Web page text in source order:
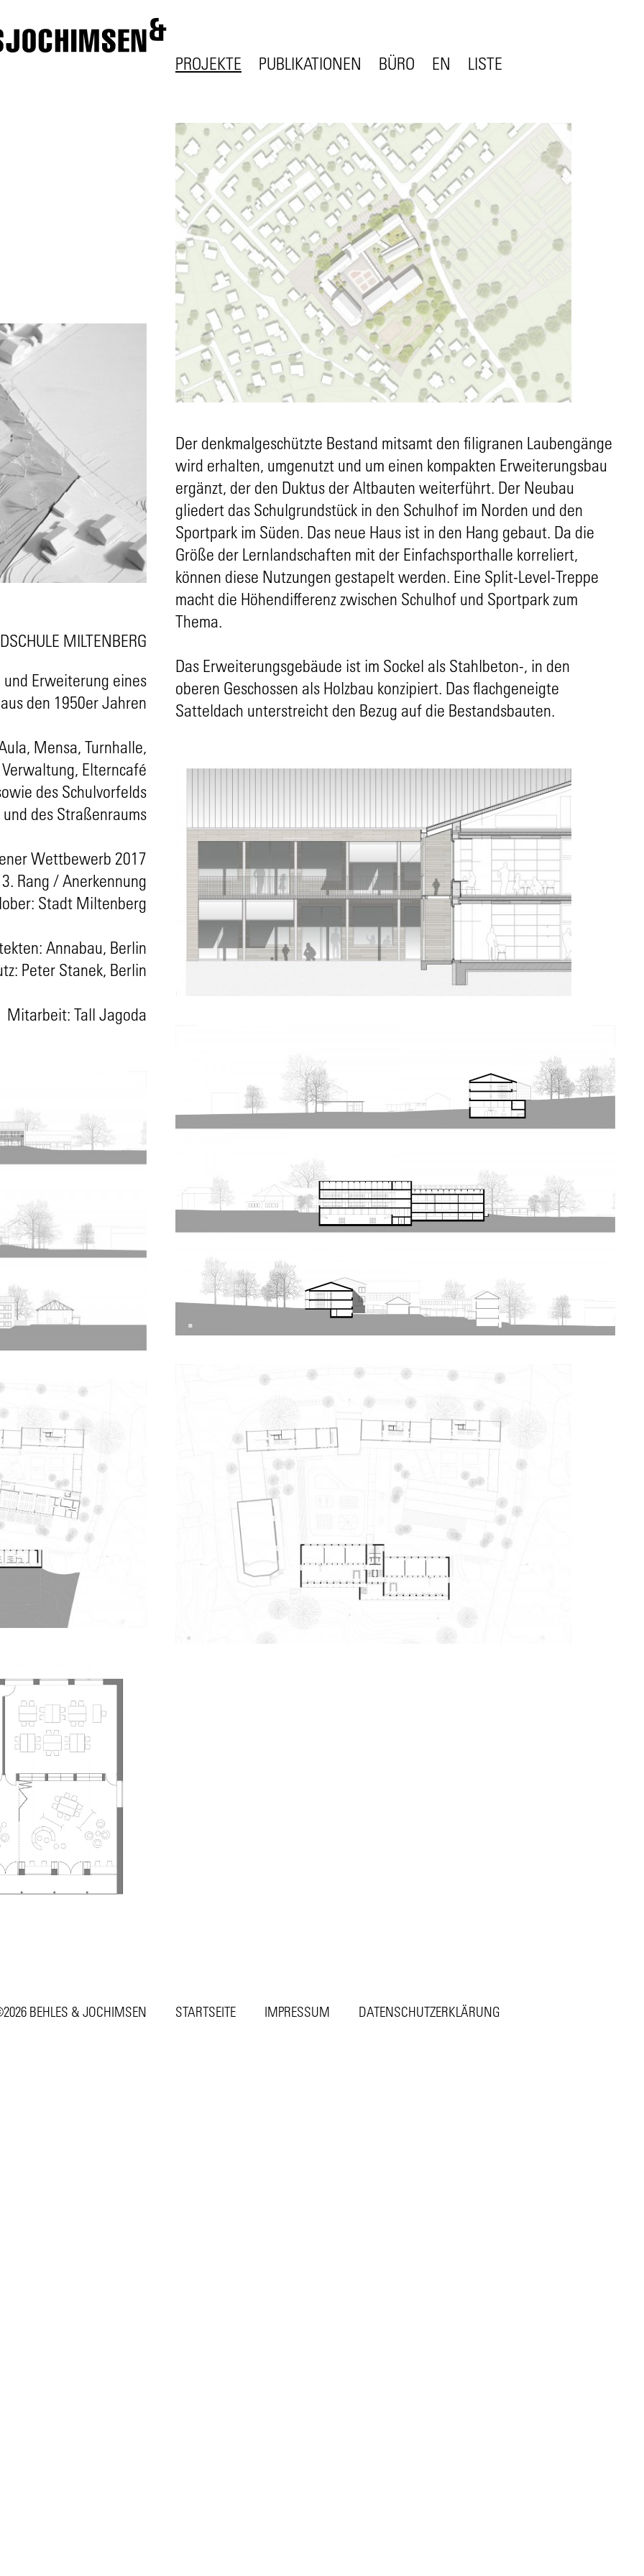
PROJEKTE
WOHNEN
ARBEITEN
BILDUNG
FORSCHUNG
GESUNDHEIT
KULTUR
DINGE
PUBLIKATIONEN
VORTRAG
AUSSTELLUNG
BÜRO
KOMPETENZ
TEAM
OFFENE STELLEN
AUFTRAGGEBER
EN LISTE
MILTENBERG
Erweiterung eines
den 1950er Jahren
Mensa, Turnhalle,
Elterncafé
des Schulvorfelds
und des Straßenraums
Wettbewerb 2017
3. Rang / Anerkennung
Stadt Miltenberg
Annabau, Berlin
Peter Stanek, Berlin
Mitarbeit: Tall Jagoda
Der denkmalgeschützte Bestand mitsamt den filigranen Laubengänge
wird erhalten, umgenutzt und um einen kompakten Erweiterungsbau
ergänzt, der den Duktus der Altbauten weiterführt. Der Neubau
gliedert das Schulgrundstück in den Schulhof im Norden und den
Sportpark im Süden. Das neue Haus ist in den Hang gebaut. Da die
Größe der Lernlandschaften mit der Einfachsporthalle korreliert,
können diese Nutzungen gestapelt werden. Eine Split-Level-Treppe
macht die Höhendifferenz zwischen Schulhof und Sportpark zum
Thema.
Das Erweiterungsgebäude ist im Sockel als Stahlbeton-, in den
oberen Geschossen als Holzbau konzipiert. Das flachgeneigte
Satteldach unterstreicht den Bezug auf die Bestandsbauten.
BEHLES & JOCHIMSEN STARTSEITE IMPRESSUM DATENSCHUTZERKLÄRUNG